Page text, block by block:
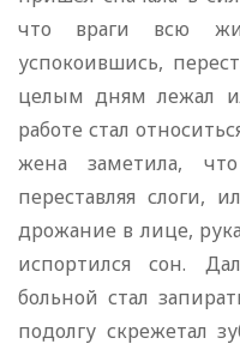
что враги всю
успокоившись,
целым дням лежал
работе стал
жена заметила,
переставляя слоги,
дрожание в лице,
испортился сон.
больной стал
подолгу скрежетал